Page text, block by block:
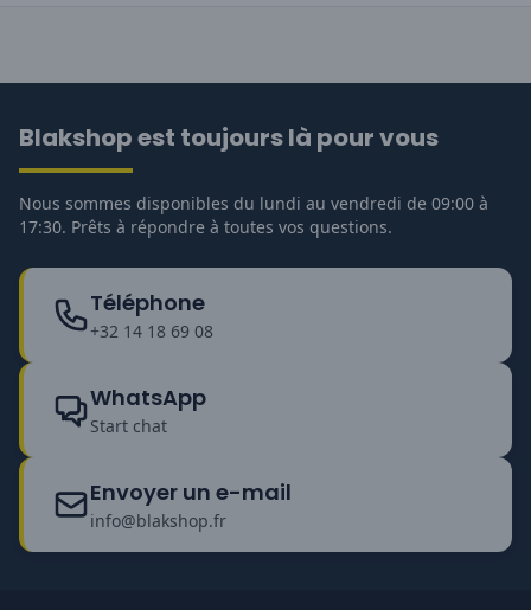
Blakshop est toujours là pour vous
Nous sommes disponibles du lundi au vendredi de 09:00 à
17:30. Prêts à répondre à toutes vos questions.
Téléphone
+32 14 18 69 08
WhatsApp
Start chat
Envoyer un e-mail
info@blakshop.fr